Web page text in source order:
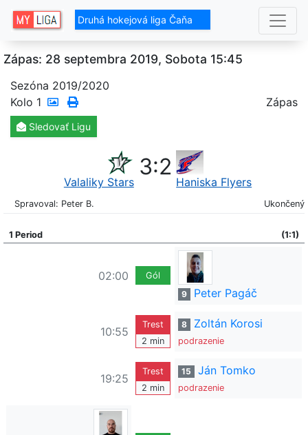
Druhá hokejová liga Čaňa
Zápas: 28 septembra 2019, Sobota 15:45
Sezóna 2019/2020
Kolo 1 Zápas
Sledovať Ligu
Valaliky Stars
3:2
Haniska Flyers
Spravoval: Peter B. Ukončený
1 Period (1:1)
02:00
Gól
9
Peter Pagáč
10:55
Trest
2 min
8 Zoltán Korosi
podrazenie
19:25
Trest
2 min
15 Ján Tomko
podrazenie